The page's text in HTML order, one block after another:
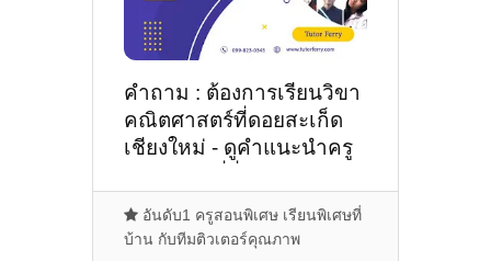
คำถาม : ต้องการเรียนวิขา
คณิตศาสตร์ที่ดอยสะเก็ด
เชียงใหม่ - ดูคำแนะนำครู
อันดับ1 ครูสอนพิเศษ เรียนพิเศษที่
บ้าน กับทีมติวเตอร์คุณภาพ